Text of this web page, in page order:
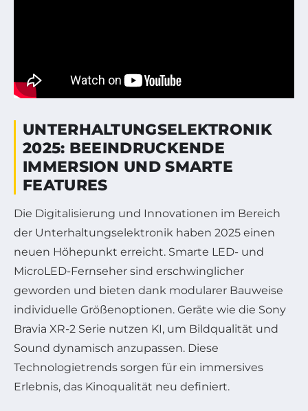
UNTERHALTUNGSELEKTRONIK
2025: BEEINDRUCKENDE
IMMERSION UND SMARTE
FEATURES
Die Digitalisierung und Innovationen im Bereich
der Unterhaltungselektronik haben 2025 einen
neuen Höhepunkt erreicht. Smarte LED- und
MicroLED-Fernseher sind erschwinglicher
geworden und bieten dank modularer Bauweise
individuelle Größenoptionen. Geräte wie die Sony
Bravia XR-2 Serie nutzen KI, um Bildqualität und
Sound dynamisch anzupassen. Diese
Technologietrends sorgen für ein immersives
Erlebnis, das Kinoqualität neu definiert.